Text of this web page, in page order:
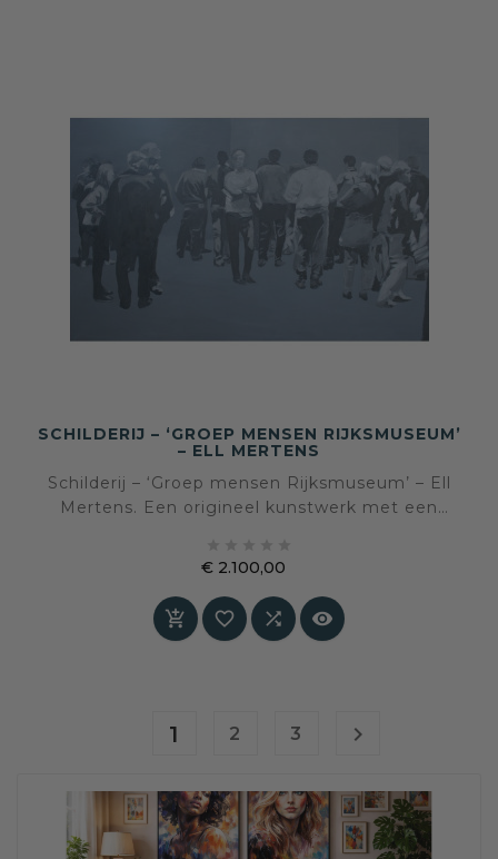
SCHILDERIJ – ‘GROEP MENSEN RIJKSMUSEUM’
– ELL MERTENS
Schilderij – ‘Groep mensen Rijksmuseum’ – Ell
Mertens. Een origineel kunstwerk met een
centraal staan.
€ 2.100,00
   
1 2 3 